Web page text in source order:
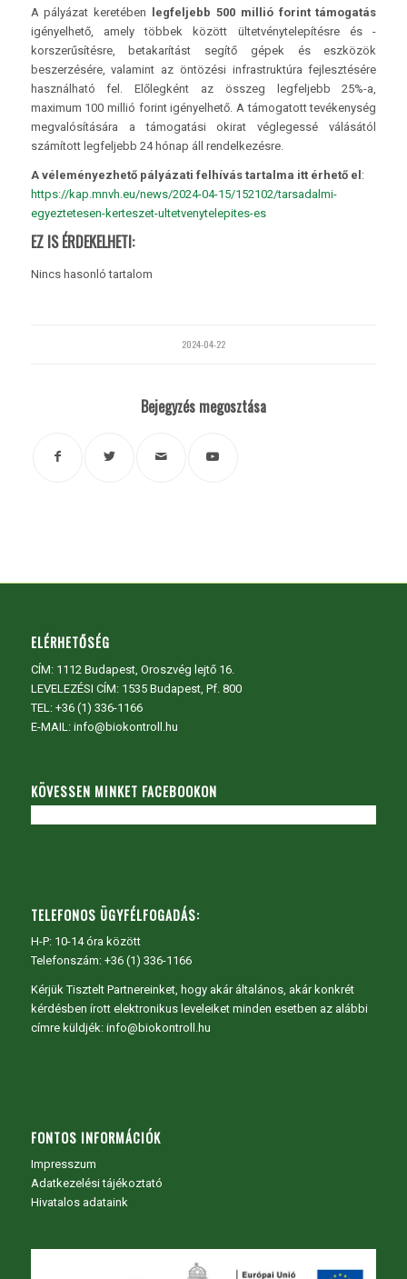
A pályázat keretében
legfeljebb 500 millió forint támogatás
igényelhető, amely többek között ültetvénytelepítésre és -
korszerűsítésre, betakarítást segítő gépek és eszközök
beszerzésére, valamint az öntözési infrastruktúra fejlesztésére
használható fel. Előlegként az összeg legfeljebb 25%-a,
maximum 100 millió forint igényelhető. A támogatott tevékenység
megvalósítására a támogatási okirat véglegessé válásától
számított legfeljebb 24 hónap áll rendelkezésre.
A véleményezhető pályázati felhívás tartalma itt érhető el :
https://kap.mnvh.eu/news/2024-04-15/152102/tarsadalmi-
egyeztetesen-kerteszet-ultetvenytelepites-es
EZ IS ÉRDEKELHETI:
Nincs hasonló tartalom
2024-04-22
Bejegyzés megosztása
ELÉRHETŐSÉG
CÍM: 1112 Budapest, Oroszvég lejtő 16.
LEVELEZÉSI CÍM: 1535 Budapest, Pf. 800
TEL: +36 (1) 336-1166
E-MAIL: info@biokontroll.hu
KÖVESSEN MINKET FACEBOOKON
TELEFONOS ÜGYFÉLFOGADÁS:
H-P: 10-14 óra között
Telefonszám: +36 (1) 336-1166
Kérjük Tisztelt Partnereinket, hogy akár általános, akár konkrét
kérdésben írott elektronikus leveleiket minden esetben az alábbi
címre küldjék: info@biokontroll.hu
FONTOS INFORMÁCIÓK
Impresszum
Adatkezelési tájékoztató
Hivatalos adataink